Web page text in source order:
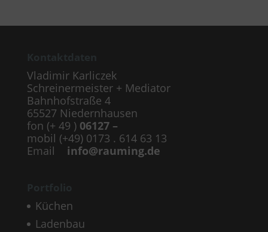
Vladimir Karliczek
Schreinermeister + Mediator
Bahnhofstraße 4
65527 Niedernhausen
fon (+ 49 ) 06127 –
mobil (+49) 0173 . 614 63 13
Email info@rauming.de
Küchen
Ladenbau